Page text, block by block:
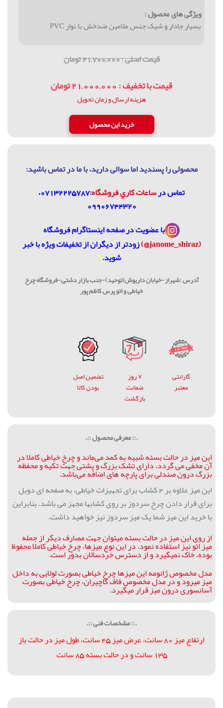
ویژگی های محصول :
بسیار جادار و شیک جنس ملامين ضدخش با نوار PVC
قیمت اصلی : 21,700,000 تومان
قیمت با تخفیف : 21,000,000 تومان
هزینه ارسال و زمان تحویل
محصولی را پسندید اما سوالی دارید، با ما در تماس باشيد:
تماس درساعات كاري فروشگاه
:07132225787،
09906744320
با عضویت درصفحه اینستاگرام فروشگاه
(janome_shiraz@)
زودتر از دیگران از تخفیفات ویژه با خبر
شوید.
آدرس :شیراز-خیابان داریوش(توحید)-جنب بازار دشتی-فروشگاه چرخ
خیاطی و اتو پرس کاظم پور
گارانتی
معتبر
۷ روز
ضمانت
بازگشت
تضمین اصل
بودن کالا
.:: معرفی محصول ::.
این میز در حالت بسته شبیه به کمد می‌ماند و چرخ خیاطی کاملا در
آن مخفی می گردد، دارای تشک بزرگ و پشتی جهت تکیه و محفظه
بزرگ درون صندلی برای پارچه های اضافه می‌باشد.
این میز علاوه بر 4 کشاب برای تجهیزات خیاطی، به صفحه ای دوبل
برای قرار دادن چرخ سردوز بر روی کشابها مجهز می باشد. بنابراین
با خرید این میز شما یک میز سردوز نیز خواهید داشت.
از روی این میز در حالت بسته میتوان جهت مصارف دیگر از جمله
میز اتو نیز استفاده نمود. در این نوع میزها، چرخ خیاطی کاملا محفوظ
بوده، خاک نمیگیرد و از دسترس خردسالان بدور است.
مدل مخصوص ژانومه این میزها چرخ خیاطی بصورت لولایی به داخل
میز میرود و در مدل مخصوص فاف کاچیران، چرخ خیاطی بصورت
آسانسوری درون میز قرار میگیرد.
.:: مشخصات فنی ::.
ارتفاع ميز 80 سانت، عرض ميز 45 سانت، طول ميز در حالت باز
135 سانت و در حالت بسته 85 سانت